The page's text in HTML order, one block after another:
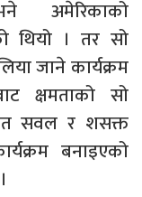
अमेरिकाको
थियो । तर सो
जाने कार्यक्रम
क्षमताको सो
सवल र शसक्त
बनाइएको